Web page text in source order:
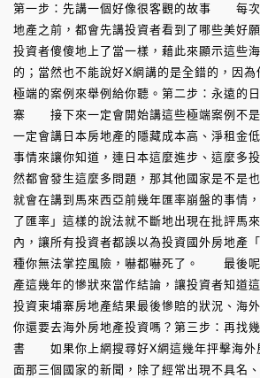
第一步：先講一個好像很客觀的故事 每次
地產之前，都會先講投資者看到了哪些美好
投資者傻傻地上了當一樣，藉此來顯示這些
的；當然也不能說好X網講的是全錯的，因
極端的案例來舉例給你聽。第二步：永遠的
寨 接下來一定會開始講這些極端案例不是
一定會講日本房地產的隱藏成本高、淨租金
事情來讓你知道，連日本這麼進步、這麼多
然都會發生這麼多問題，那其他國家是不
就會在講到馬來西亞前幾年匯率崩盤的事情
了匯率」這樣的說法就不斷地出現在批評馬
內，讓所有投資者都誤以為投資國外房地產
種你無法掌控風險，嚇都嚇死了。 最後呢
產這幾年的慘狀來當作結論，讓投資者知道
投資柬埔寨房地產結果最後慘賠的狀況、海
你還要去海外房地產投資嗎？第三步：再找
書 如果你上網搜尋好X網這幾年抨擊海外
面那三個國家的新聞，除了經常出現不具名